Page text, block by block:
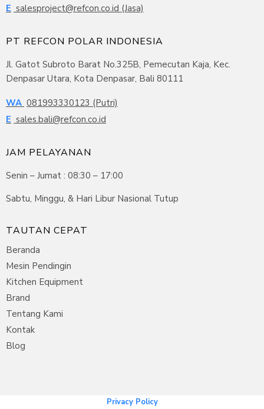
E salesproject@refcon.co.id (Jasa)
PT REFCON POLAR INDONESIA
Jl. Gatot Subroto Barat No.325B, Pemecutan Kaja, Kec.
Denpasar Utara, Kota Denpasar, Bali 80111
WA 081993330123 (Putri)
E sales.bali@refcon.co.id
JAM PELAYANAN
Senin – Jumat : 08:30 – 17:00
Sabtu, Minggu, & Hari Libur Nasional Tutup
TAUTAN CEPAT
Beranda
Mesin Pendingin
Kitchen Equipment
Brand
Tentang Kami
Kontak
Blog
Privacy Policy